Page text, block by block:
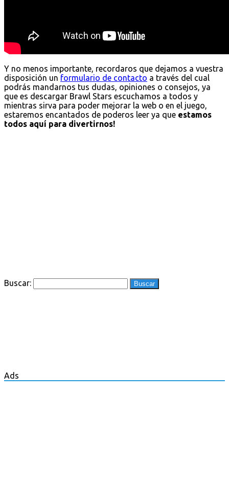
Y no menos importante, recordaros que dejamos a vuestra
disposición un formulario de contacto a través del cual
podrás mandarnos tus dudas, opiniones o consejos, ya
que es descargar Brawl Stars escuchamos a todos y
mientras sirva para poder mejorar la web o en el juego,
estaremos encantados de poderos leer ya que estamos
todos aquí para divertirnos!
Buscar:
Ads